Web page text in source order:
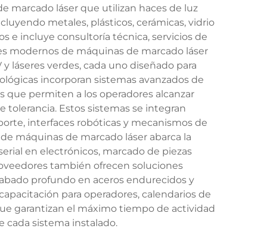
marcado láser que utilizan haces de luz
metales, plásticos, cerámicas, vidrio
e incluye consultoría técnica, servicios de
modernos de máquinas de marcado láser
láseres verdes, cada uno diseñado para
incorporan sistemas avanzados de
permiten a los operadores alcanzar
Estos sistemas se integran
interfaces robóticas y mecanismos de
máquinas de marcado láser abarca la
en electrónicos, marcado de piezas
también ofrecen soluciones
profundo en aceros endurecidos y
para operadores, calendarios de
garantizan el máximo tiempo de actividad
cada sistema instalado.